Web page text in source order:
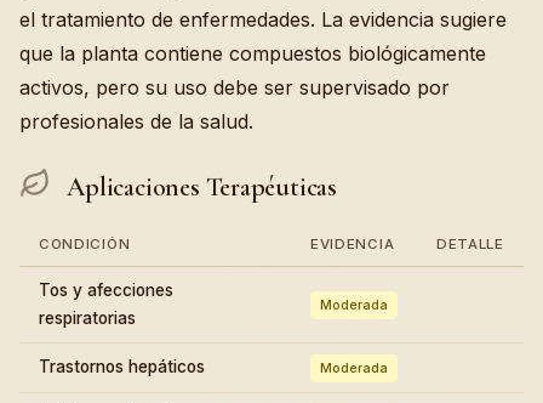
el tratamiento de enfermedades. La evidencia sugiere
que la planta contiene compuestos biológicamente
activos, pero su uso debe ser supervisado por
profesionales de la salud.
Aplicaciones Terapéuticas
CONDICIÓN EVIDENCIA DETALLE
Tos y afecciones
respiratorias
Moderada
Trastornos hepáticos Moderada